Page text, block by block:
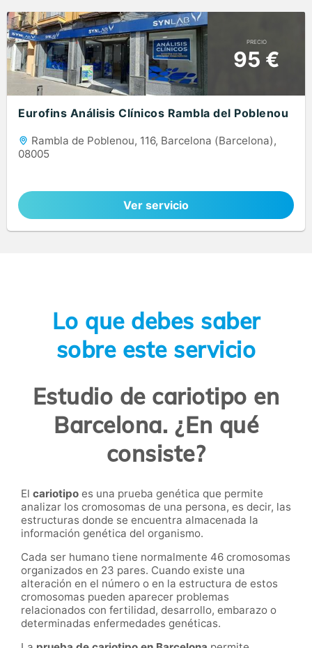
PRECIO
95 €
Eurofins Análisis Clínicos Rambla del Poblenou
Rambla de Poblenou, 116, Barcelona (Barcelona),
08005
Ver servicio
Lo que debes saber
sobre este servicio
Estudio de cariotipo en
Barcelona. ¿En qué
consiste?
El cariotipo es una prueba genética que permite
analizar los cromosomas de una persona, es decir, las
estructuras donde se encuentra almacenada la
información genética del organismo.
Cada ser humano tiene normalmente 46 cromosomas
organizados en 23 pares. Cuando existe una
alteración en el número o en la estructura de estos
cromosomas pueden aparecer problemas
relacionados con fertilidad, desarrollo, embarazo o
determinadas enfermedades genéticas.